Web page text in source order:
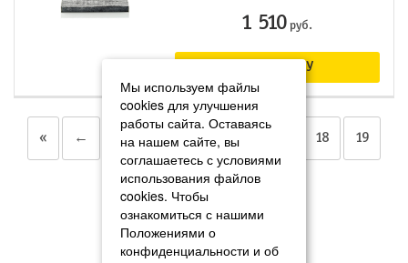
1 510 руб.
В КОРЗИНУ
« ← 13 14 15 16 18 19
21
Мы используем файлы
cookies для улучшения
работы сайта. Оставаясь
на нашем сайте, вы
соглашаетесь с условиями
использования файлов
cookies. Чтобы
ознакомиться с нашими
Положениями о
конфиденциальности и об